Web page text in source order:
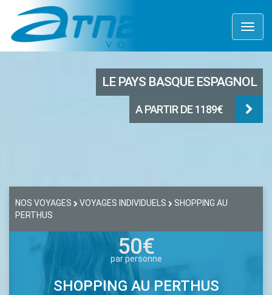
LE PAYS BASQUE ESPAGNOL
A PARTIR DE 1189€
NOS VOYAGES VOYAGES INDIVIDUELS
SHOPPING AU
PERTHUS
50€
par personne
SHOPPING AU PERTHUS